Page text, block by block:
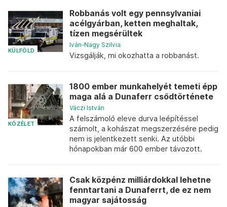
KÜLFÖLD
Robbanás volt egy pennsylvaniai
acélgyárban, ketten meghaltak,
tízen megsérültek
Iván-Nagy Szilvia
Vizsgálják, mi okozhatta a robbanást.
KÖZÉLET
1800 ember munkahelyét temeti épp
maga alá a Dunaferr csődtörténete
Váczi István
A felszámoló eleve durva leépítéssel
számolt, a kohászat megszerzésére pedig
nem is jelentkezett senki. Az utóbbi
hónapokban már 600 ember távozott.
Csak közpénz milliárdokkal lehetne
fenntartani a Dunaferrt, de ez nem
magyar sajátosság